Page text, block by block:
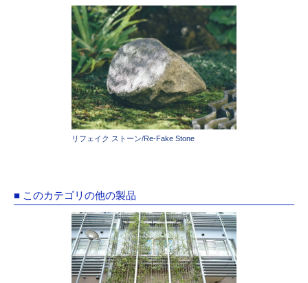
リフェイク ストーン/Re-Fake Stone
■ このカテゴリの他の製品